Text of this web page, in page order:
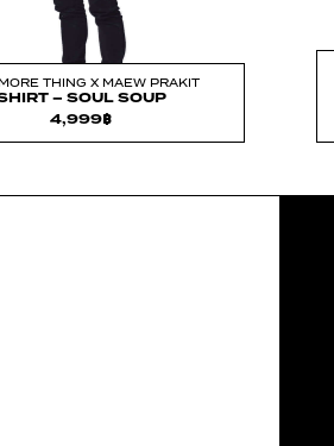
THING X MAEW PRAKIT
– SOUL SOUP
4,999฿